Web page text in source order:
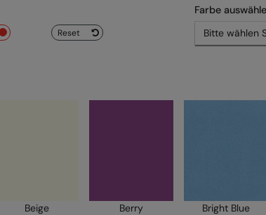
Farbe
Reset
Beige Berry Bright Blue